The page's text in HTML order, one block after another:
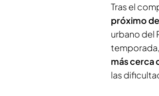
Tras el
próximo
urbano del
más cerca
las